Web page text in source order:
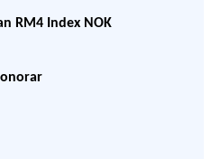
RM4 Index NOK